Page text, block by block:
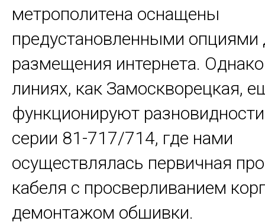
метрополитена оснащены
предустановленными опциями
размещения интернета.
линиях, как Замоскворецкая,
функционируют
серии 81-717/714, где нами
осуществлялась первичная
кабеля с просверливанием
демонтажом обшивки.